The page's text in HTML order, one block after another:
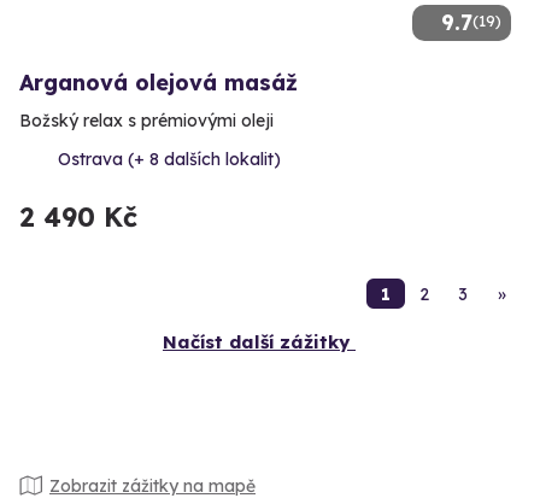
9.7(19)
Arganová olejová masáž
Božský relax s prémiovými oleji
Ostrava (+ 8 dalších lokalit)
2 490 Kč
1 2 3 »
Načíst další zážitky
Zobrazit zážitky na mapě